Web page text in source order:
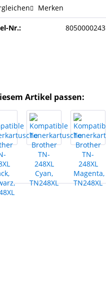
Merken
Nr.: 8050000243
Artikel passen: